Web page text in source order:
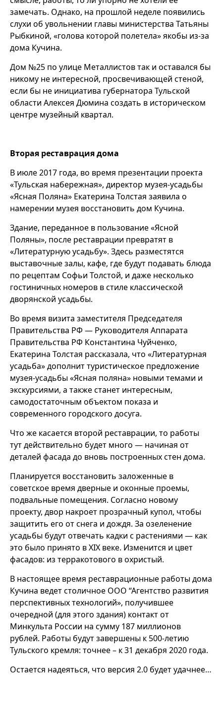
замечать. Однако, на прошлой неделе появились
слухи об увольнении главы министерства Татьяны
Рыбкиной, «голова которой полетела» якобы из-за
дома Кучина.
Дом №25 по улице Металлистов так и оставался бы
никому не интересной, просвечивающей стеной,
если бы не инициатива губернатора Тульской
области Алексея Дюмина создать в историческом
центре музейный квартал.
Вторая реставрация дома
В июле 2017 года, во время презентации проекта
«Тульская набережная», директор музея-усадьбы
«Ясная Поляна» Екатерина Толстая заявила о
намерении музея восстановить дом Кучина.
Здание, переданное в пользование «Ясной
Поляны», после реставрации превратят в
«Литературную усадьбу». Здесь разместятся
выставочные залы, кафе, где будут подавать блюда
по рецептам Софьи Толстой, и даже несколько
гостиничных номеров в стиле классической
дворянской усадьбы.
Во время визита заместителя Председателя
Правительства РФ — Руководителя Аппарата
Правительства РФ Константина Чуйченко,
Екатерина Толстая рассказала, что «Литературная
усадьба» дополнит туристическое предложение
музея-усадьбы «Ясная поляна» новыми темами и
экскурсиями, а также станет интересным,
самодостаточным объектом показа и
современного городского досуга.
Что же касается второй реставрации, то работы
тут действительно будет много — начиная от
деталей фасада до вновь построенных стен дома.
Планируется восстановить заложенные в
советское время дверные и оконные проемы,
подвальные помещения. Согласно новому
проекту, двор накроет прозрачный купол, чтобы
защитить его от снега и дождя. За озеленение
усадьбы будут отвечать кадки с растениями — как
это было принято в XIX веке. Изменится и цвет
фасадов: из терракотового в охристый.
В настоящее время реставрационные работы дома
Кучина ведет столичное ООО “Агентство развития
перспективных технологий», получившее
очередной (для этого здания) контакт от
Минкульта России на сумму 187 миллионов
рублей. Работы будут завершены к 500-летию
Тульского кремля: точнее – к 31 декабря 2020 года.
Остается надеяться, что версия 2.0 будет удачнее…